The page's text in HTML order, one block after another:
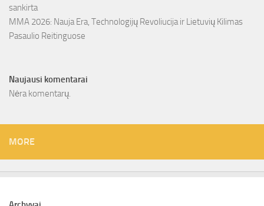
sankirta
MMA 2026: Nauja Era, Technologijų Revoliucija ir Lietuvių Kilimas
Pasaulio Reitinguose
Naujausi komentarai
Nėra komentarų.
MORE